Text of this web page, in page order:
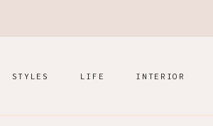
STYLES LIFE INTERIOR